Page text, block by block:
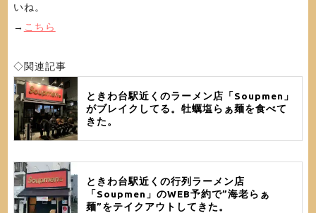
いね。
→ こちら
◇関連記事
ときわ台駅近くのラーメン店「Soupmen」
がブレイクしてる。牡蠣塩らぁ麺を食べて
きた。
ときわ台駅近くの行列ラーメン店
「Soupmen」のWEB予約で”海老らぁ
麺”をテイクアウトしてきた。